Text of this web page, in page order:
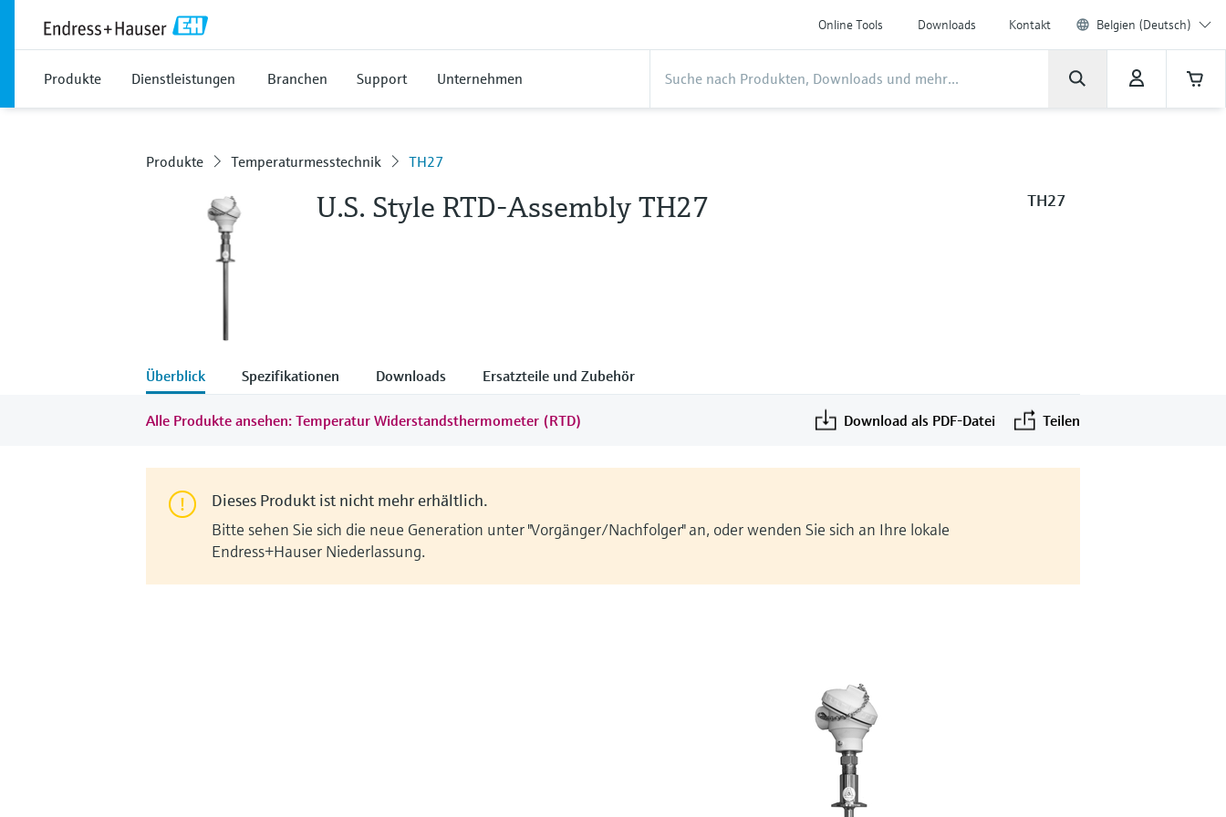
Online Tools Downloads Kontakt Belgien (Deutsch)
Produkte Dienstleistungen Branchen Support Unternehmen
Produkte Temperaturmesstechnik TH27
U.S. Style RTD-Assembly TH27 TH27
Überblick Spezifikationen Downloads Ersatzteile und Zubehör
Alle Produkte ansehen: Temperatur Widerstandsthermometer (RTD) Download als PDF-Datei Teilen
Dieses Produkt ist nicht mehr erhältlich.
Bitte sehen Sie sich die neue Generation unter "Vorgänger/Nachfolger" an, oder wenden Sie sich an Ihre lokale
Endress+Hauser Niederlassung.